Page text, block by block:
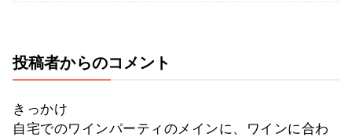
投稿者からのコメント
きっかけ
自宅でのワインパーティのメインに、ワインに合わ